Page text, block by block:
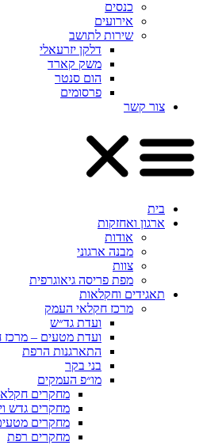
כנסים
אירועים
שירות לתושב
דלקן יזרעאלי
משק קארד
הום סנטר
פרסומים
צור קשר
בית
ארגון ואחזקות
אודות
מבנה ארגוני
צוות
מפת פריסה גיאוגרפית
תאגידים וחקלאות
מרכז חקלאי העמק
ועדת גד״ש
ועדת מטעים –
התארגנות הרפת
בני בקר
מו״פ העמקים
מחקרים
מחקרים גדש
מחקרים
מחקרים רפת